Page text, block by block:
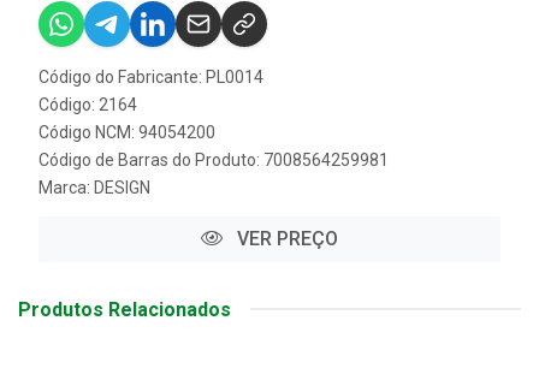
Código do Fabricante: PL0014
Código: 2164
Código NCM: 94054200
Código de Barras do Produto: 7008564259981
Marca: DESIGN
VER PREÇO
Produtos Relacionados